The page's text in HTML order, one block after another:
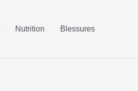
Nutrition Blessures